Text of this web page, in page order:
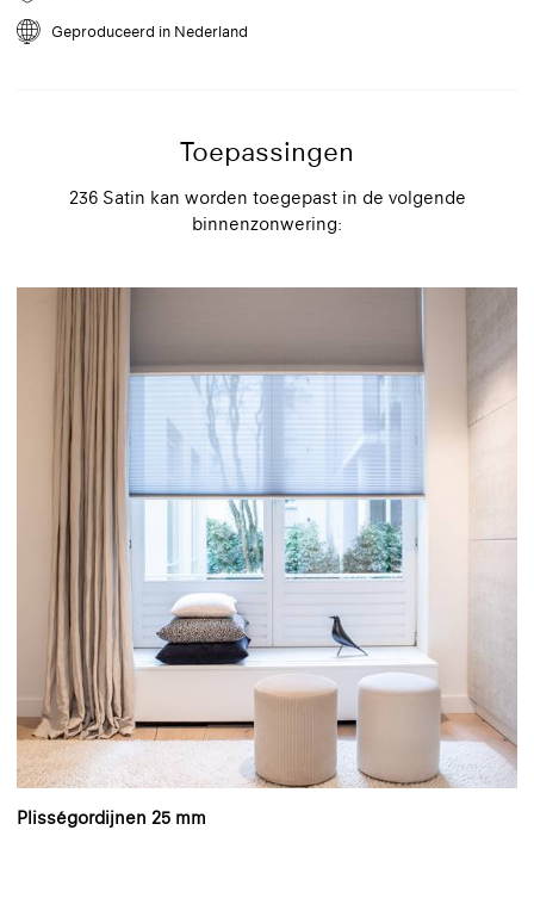
voorzichtig een stofzuiger. Plaats een zachte borstel op de stofzuiger
en zet de zuigkracht op de laagste stand. Verwijder dode
Geproduceerd in Nederland
Toepassingen
236 Satin kan worden toegepast in de volgende
binnenzonwering:
Plisségordijnen 25 mm